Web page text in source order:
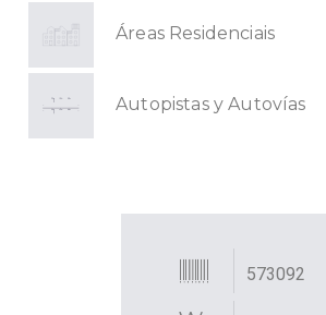
Áreas Residenciais
Autopistas y Autovías
573092